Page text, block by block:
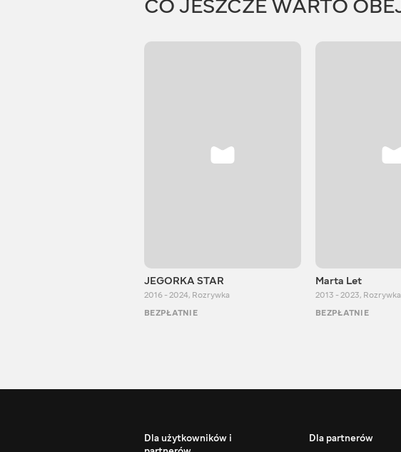
CO JESZCZE WARTO
JEGORKA STAR
2016 - 2024, Rozrywka
BEZPŁATNIE
Marta Let
2013 - 2023, Rozrywka
BEZPŁATNIE
Dla użytkowników i
Dla partnerów